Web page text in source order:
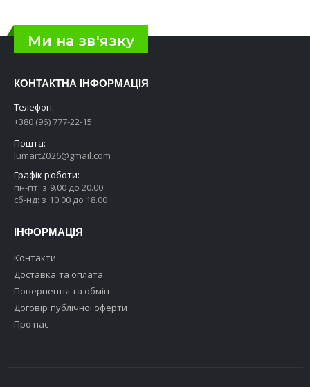
Ми на зв'язку
КОНТАКТНА ІНФОРМАЦІЯ
Телефон:
+380 (96) 777-22-15
Пошта:
lumart2026@gmail.com
Графік роботи:
пн-пт: з 9.00 до 20.00
сб-нд: з 10.00 до 18.00
ІНФОРМАЦІЯ
Контакти
Доставка та оплата
Повернення та обмін
Договір публічної оферти
Про нас